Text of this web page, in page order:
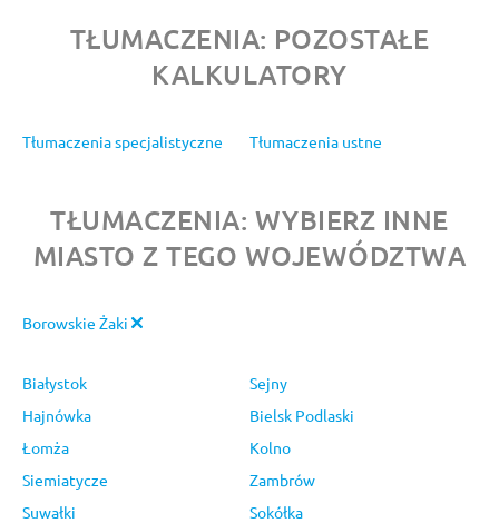
TŁUMACZENIA: POZOSTAŁE
KALKULATORY
Tłumaczenia specjalistyczne Tłumaczenia ustne
TŁUMACZENIA: WYBIERZ INNE
MIASTO Z TEGO WOJEWÓDZTWA
Borowskie Żaki
Białystok
Sejny
Hajnówka
Bielsk Podlaski
Łomża
Kolno
Siemiatycze
Zambrów
Suwałki
Sokółka